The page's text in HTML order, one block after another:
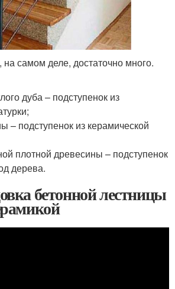
самом деле, достаточно много.
дуба – подступенок из
– подступенок из керамической
плотной древесины – подступенок
дерева.
бетонной лестницы